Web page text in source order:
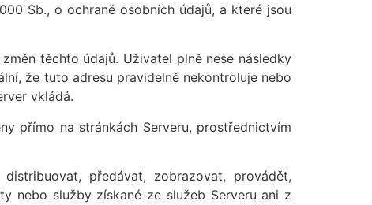
Sb., o ochraně osobních údajů, a které jsou
těchto údajů. Uživatel plně nese následky
že tuto adresu pravidelně nekontroluje nebo
vkládá.
přímo na stránkách Serveru, prostřednictvím
předávat, zobrazovat, provádět,
nebo služby získané ze služeb Serveru ani z